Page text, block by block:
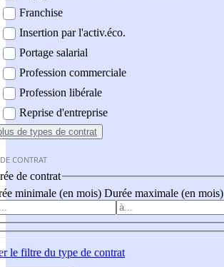
Franchise
Insertion par l'activ.éco.
Portage salarial
Profession commerciale
Profession libérale
Reprise d'entreprise
de types de contrat
CONTRAT
de contrat
minimale (en mois) Durée maximale (en mois)
le filtre du type de contrat